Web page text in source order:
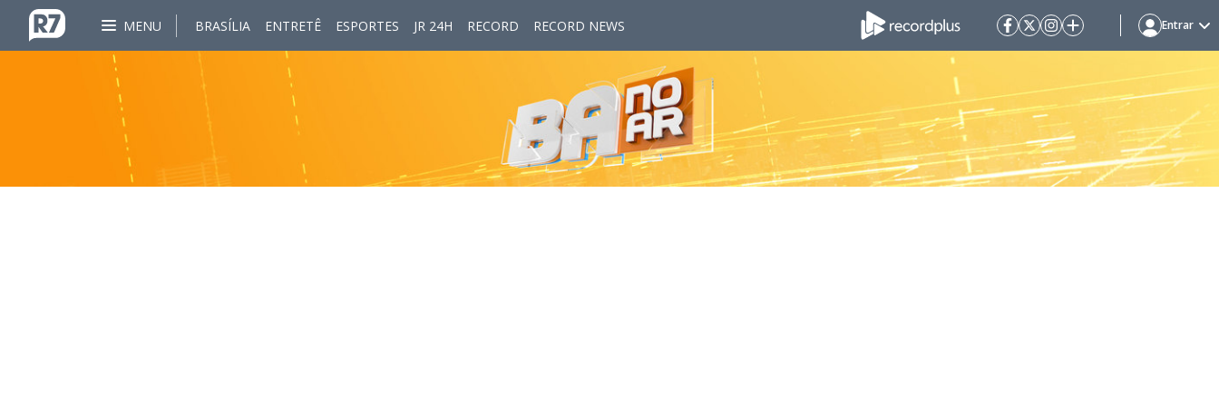
MENU BRASÍLIA ENTRETÊ ESPORTES JR 24H RECORD RECORD NEWS Entrar